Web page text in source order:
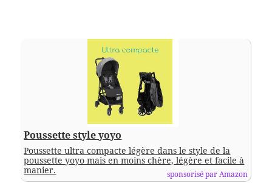
Poussette style yoyo
Poussette ultra compacte légère dans le style de la
poussette yoyo mais en moins chère, légère et facile à
manier.
sponsorisé par Amazon